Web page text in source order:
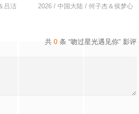
吕洁 2026 / 中国大陆 / 何子杰＆侯梦心
共 0 条 “吻过星光遇见你” 影评